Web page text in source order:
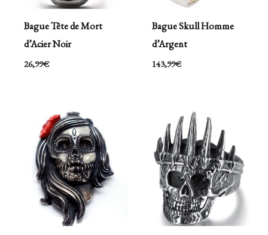
Bague Tête de Mort
d’Acier Noir
26,99€
Bague Skull Homme
d’Argent
143,99€